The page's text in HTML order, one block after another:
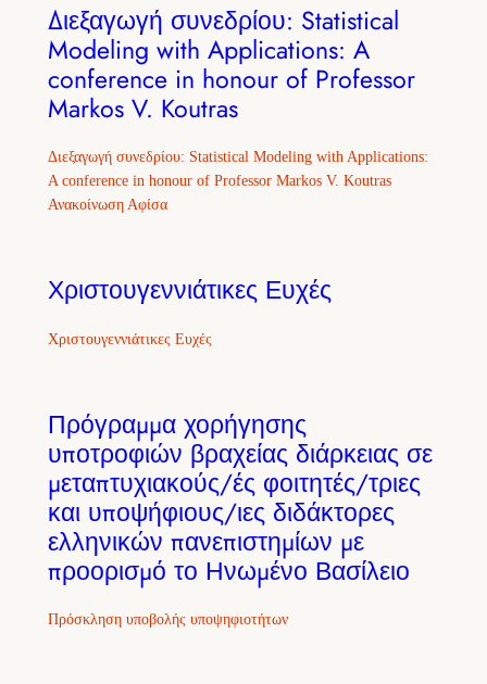
Διεξαγωγή συνεδρίου: Statistical
Modeling with Applications: A
conference in honour of Professor
Markos V. Koutras
Διεξαγωγή συνεδρίου: Statistical Modeling with Applications:
A conference in honour of Professor Markos V. Koutras
Ανακοίνωση Αφίσα
Χριστουγεννιάτικες Ευχές
Χριστουγεννιάτικες Ευχές
Πρόγραμμα χορήγησης
υποτροφιών βραχείας διάρκειας σε
μεταπτυχιακούς/ές φοιτητές/τριες
και υποψήφιους/ιες διδάκτορες
ελληνικών πανεπιστημίων με
προορισμό το Ηνωμένο Βασίλειο
Πρόσκληση υποβολής υποψηφιοτήτων